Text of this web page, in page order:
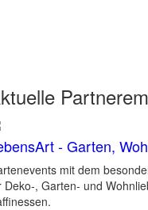
- Garten,
mit dem
Deko-, Garten- und